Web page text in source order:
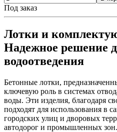
Под заказ
Лотки и
Надежное решение
водоотведения
Бетонные лотки,
ключевую роль в системах
воды. Эти изделия, благодаря
подходят для использования в
городских улиц и дворовых
автодорог и промышленных